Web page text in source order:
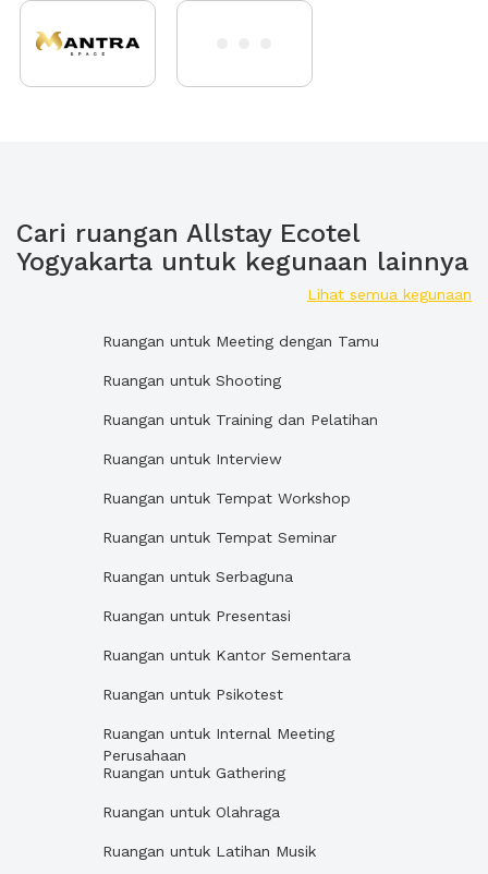
Cari ruangan Allstay Ecotel
Yogyakarta untuk kegunaan lainnya
Lihat semua kegunaan
Ruangan untuk Meeting dengan Tamu
Ruangan untuk Shooting
Ruangan untuk Training dan Pelatihan
Ruangan untuk Interview
Ruangan untuk Tempat Workshop
Ruangan untuk Tempat Seminar
Ruangan untuk Serbaguna
Ruangan untuk Presentasi
Ruangan untuk Kantor Sementara
Ruangan untuk Psikotest
Ruangan untuk Internal Meeting
Perusahaan
Ruangan untuk Gathering
Ruangan untuk Olahraga
Ruangan untuk Latihan Musik